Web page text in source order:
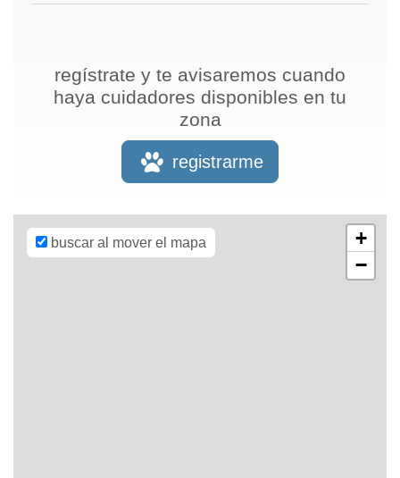
regístrate y te avisaremos cuando
haya cuidadores disponibles en tu
zona
registrarme
buscar al mover el mapa
+
−
OpenStreetMap
CC-BY-SA